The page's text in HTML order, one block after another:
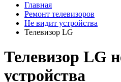
Главная
Ремонт телевизоров
Не видит устройства
Телевизор LG
Телевизор LG
устройства